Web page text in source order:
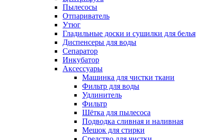
Пылесосы
Отпариватель
Утюг
Гладильные доски и сушилки для белья
Диспенсеры для воды
Сепаратор
Инкубатор
Аксессуары
Машинка для чистки ткани
Фильтр для воды
Удлинитель
Фильтр
Шётка для пылесоса
Подводка сливная и наливная
Мешок для стирки